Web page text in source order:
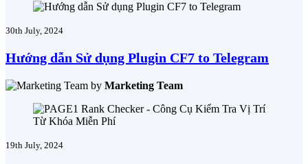
30th July, 2024
Hướng dẫn Sử dụng Plugin CF7 to Telegram
by Marketing Team
19th July, 2024